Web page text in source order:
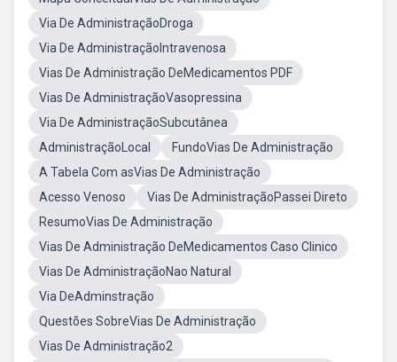
Via De AdministraçãoDroga
Via De AdministraçãoIntravenosa
Vias De Administração DeMedicamentos PDF
Vias De AdministraçãoVasopressina
Via De AdministraçãoSubcutânea
AdministraçãoLocal
FundoVias De Administração
A Tabela Com asVias De Administração
Acesso Venoso
Vias De AdministraçãoPassei Direto
ResumoVias De Administração
Vias De Administração DeMedicamentos Caso Clinico
Vias De AdministraçãoNao Natural
Via DeAdminstração
Questões SobreVias De Administração
Vias De Administração2